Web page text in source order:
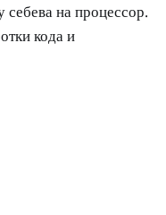
себева на процессор.
кода и